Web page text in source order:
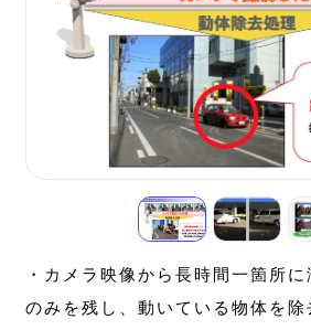
・カメラ映像から長時間一箇所
のみを残し、動いている物体を